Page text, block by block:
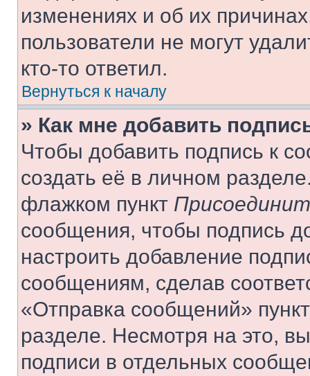
изменениях и об их
пользователи не могут
кто-то ответил.
Вернуться к началу
» Как мне добавить
Чтобы добавить подпись к
создать её в личном
флажком пункт
сообщения, чтобы подпись
настроить добавление
сообщениям, сделав
«Отправка сообщений»
разделе. Несмотря на это,
подписи в отдельных